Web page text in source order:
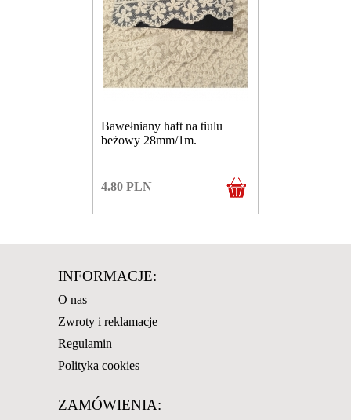
Bawełniany haft na tiulu
beżowy 28mm/1m.
4.80 PLN
INFORMACJE:
O nas
Zwroty i reklamacje
Regulamin
Polityka cookies
ZAMÓWIENIA: